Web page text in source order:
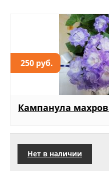
250 руб.
Кампанула
Нет в наличии